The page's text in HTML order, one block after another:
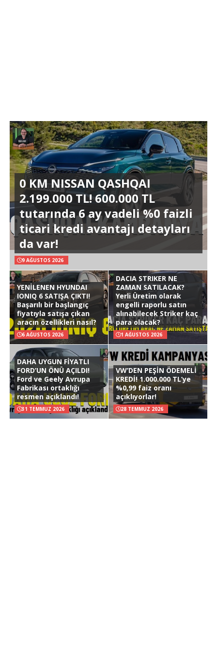
0 KM NISSAN QASHQAI
2.199.000 TL! 600.000 TL
tutarında 6 ay vadeli %0 faizli
ticari kredi avantajı detayları
da var!
9 AĞUSTOS 2026
YENİLENEN HYUNDAI
IONIQ 6 SATIŞA ÇIKTI!
Başarılı bir başlangıç
fiyatıyla satışa çıkan
aracın özellikleri nasıl?
6 AĞUSTOS 2026
DACIA STRIKER NE
ZAMAN SATILACAK?
Yerli Üretim olarak
engelli raporlu satın
alınabilecek Striker kaç
para olacak?
1 AĞUSTOS 2026
DAHA UYGUN FİYATLI
FORD’UN ÖNÜ AÇILDI!
Ford ve Geely Avrupa
Fabrikası ortaklığı
resmen açıklandı!
31 TEMMUZ 2026
VW’DEN PEŞİN ÖDEMELİ
KREDİ! 1.000.000 TL’ye
%0,99 faiz oranı
açıklıyorlar!
28 TEMMUZ 2026